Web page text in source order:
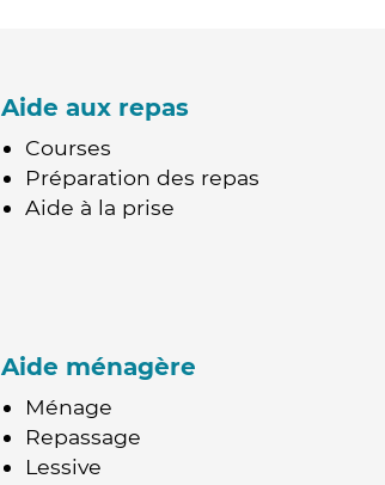
Aide aux repas
Courses
Préparation des repas
Aide à la prise
Aide ménagère
Ménage
Repassage
Lessive